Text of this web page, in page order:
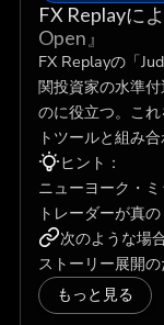
FX Replayに
Open』
FX Replayの「
関投資家の水準
のに役立つ。こ
トツールと組み
ヒント：
ニューヨーク・
トレーダーが真
次のような場
ストーリー展開
もっと見る